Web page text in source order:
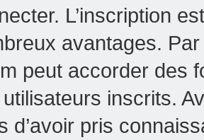
L’inscription
avantages.
peut accorder des
inscrits.
d’avoir pris